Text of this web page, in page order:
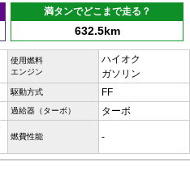
満タンでどこまで走る？
632.5km
使用燃料
エンジン
ハイオク
ガソリン
駆動方式 FF
過給器（ターボ） ターボ
燃費性能 -